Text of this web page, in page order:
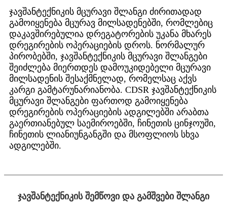
ჯავშანტექნიკის მცურავი შლანგი ძირითადად
გამოიყენება მცურავ მილსადენებში, რომლებიც
დაკავშირებულია დრეგატორების უკანა მხარეს
დრეგირების ოპერაციების დროს. ნორმალურ
პირობებში, ჯავშანტექნიკის მცურავი შლანგები
შეიძლება მიერთდეს დამოუკიდებელი მცურავი
მილსადენის შესაქმნელად, რომელსაც აქვს
კარგი გამტარუნარიანობა. CDSR ჯავშანტექნიკის
მცურავი შლანგები ფართოდ გამოიყენება
დრეგირების ოპერაციების ადგილებში არაბთა
გაერთიანებულ საემიროებში, ჩინეთის ცინჯოუში,
ჩინეთის ლიანიუნგანგში და მსოფლიოს სხვა
ადგილებში.
ჯავშანტექნიკის შემწოვი და გამშვები შლანგი